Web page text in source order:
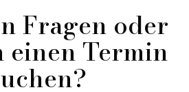
Fragen oder
einen Termin